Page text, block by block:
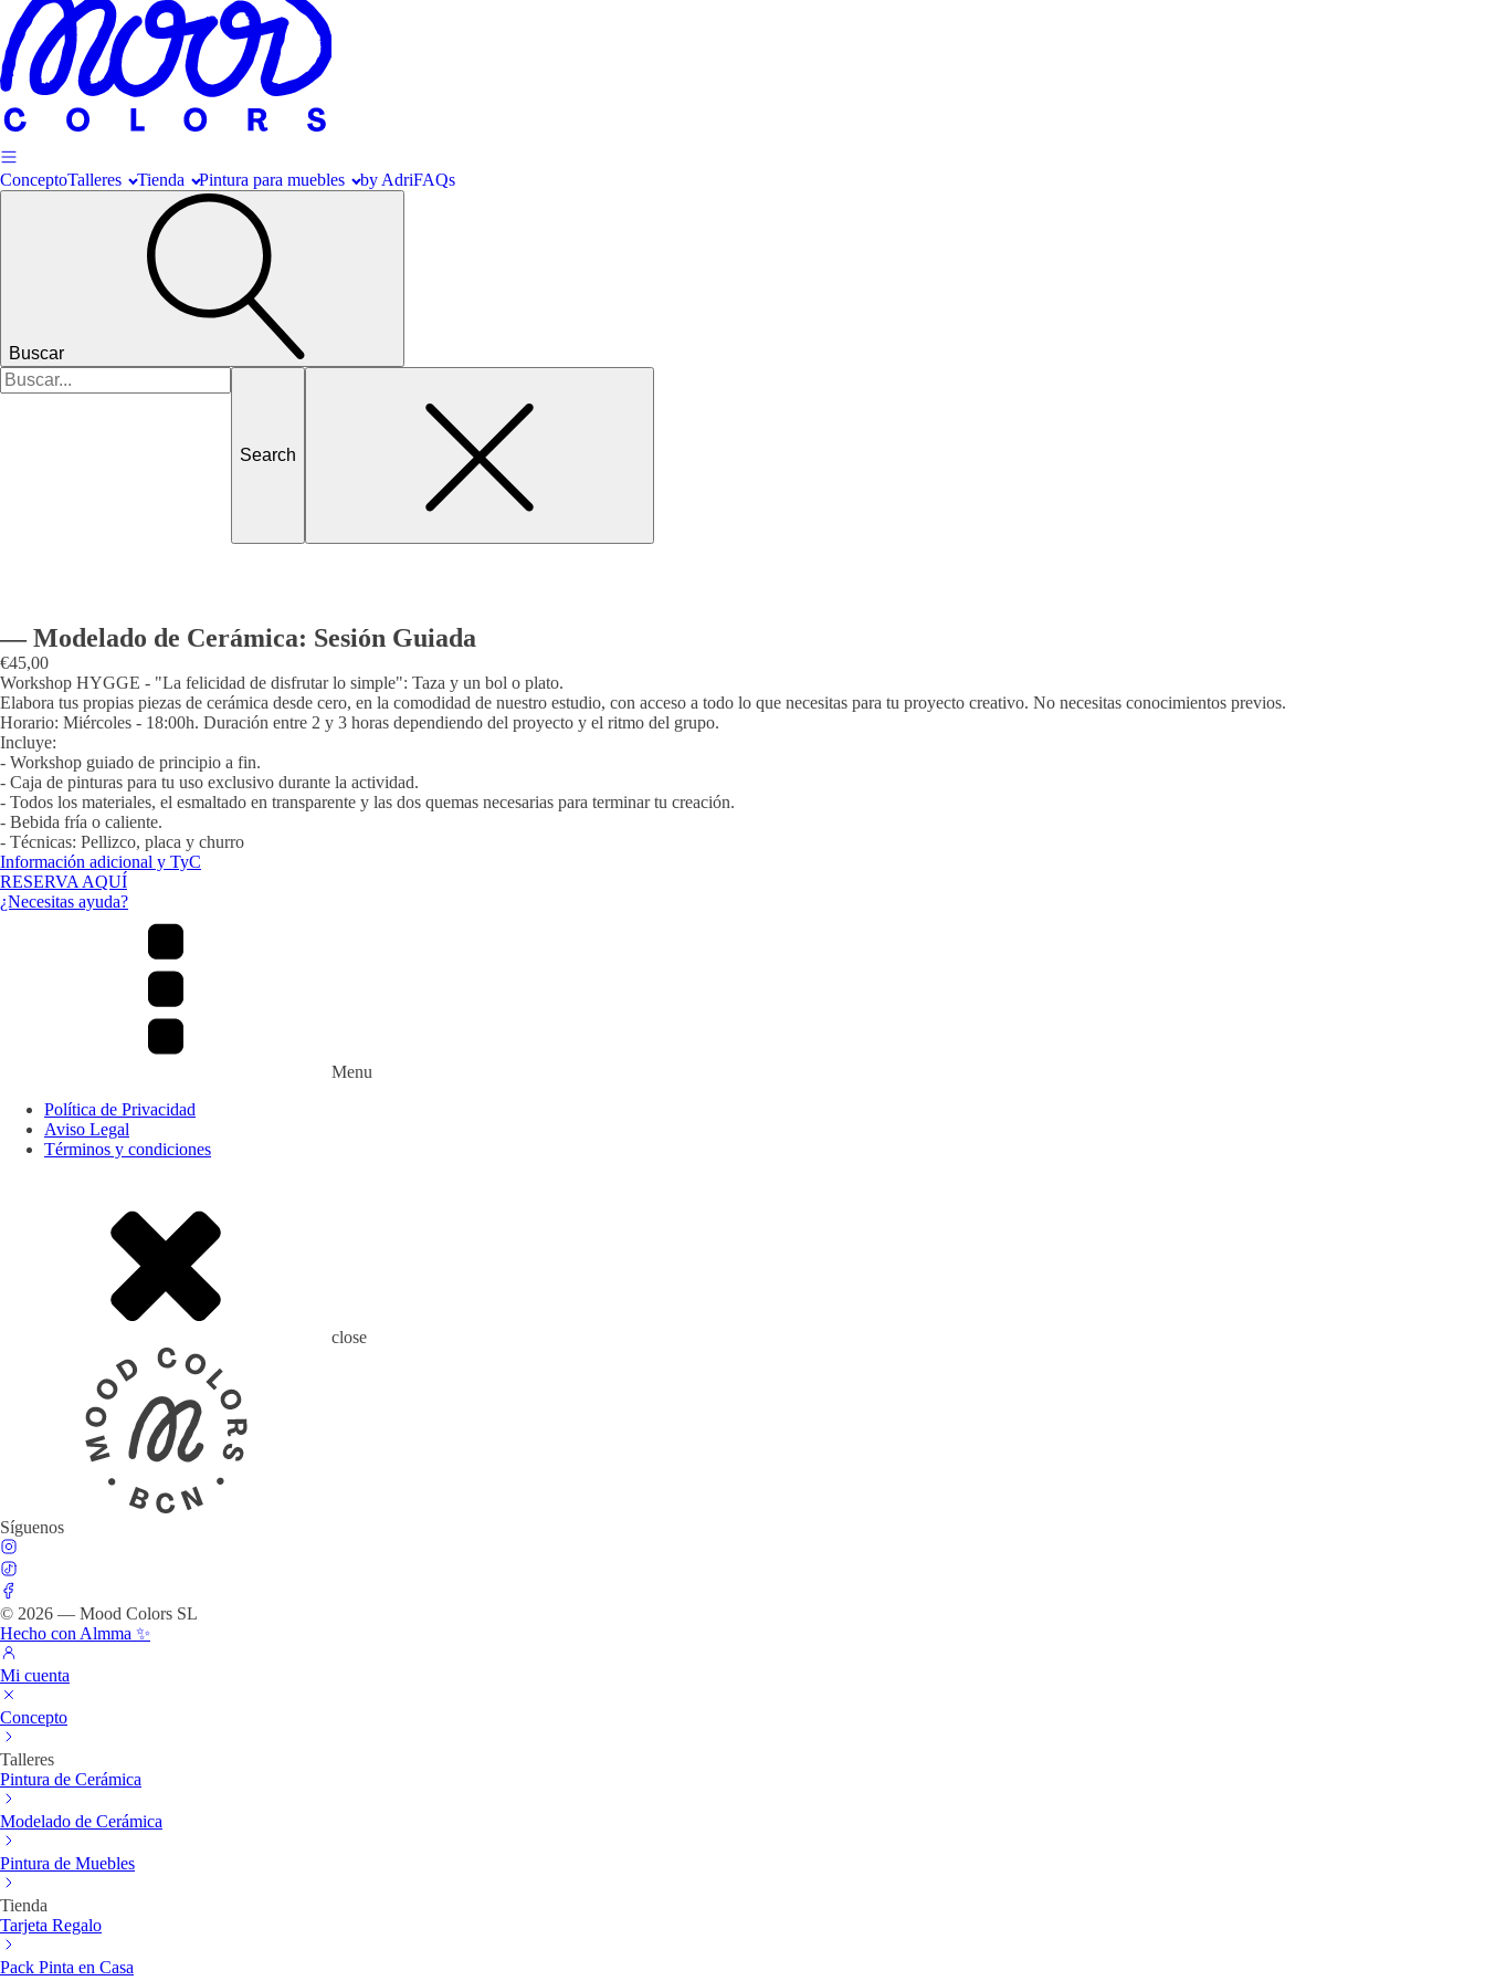
ConceptoTalleres Tienda Pintura para muebles by AdriFAQs
Buscar
Search
for
— Modelado de Cerámica: Sesión Guiada
€45,00
Workshop HYGGE - "La felicidad de disfrutar lo simple": Taza y un bol o plato.
Elabora tus propias piezas de cerámica desde cero, en la comodidad de nuestro estudio, con acceso a todo lo que necesitas para tu proyecto creativo. No necesitas conocimientos previos.
Horario: Miércoles - 18:00h. Duración entre 2 y 3 horas dependiendo del proyecto y el ritmo del grupo.
Incluye:
- Workshop guiado de principio a fin.
- Caja de pinturas para tu uso exclusivo durante la actividad.
- Todos los materiales, el esmaltado en transparente y las dos quemas necesarias para terminar tu creación.
- Bebida fría o caliente.
- Técnicas: Pellizco, placa y churro
Información adicional y TyC
RESERVA AQUÍ
¿Necesitas ayuda?
Menu
Política de Privacidad
Aviso Legal
Términos y condiciones
close
Síguenos
© 2026 — Mood Colors SL
Hecho con Almma ✨
Mi cuenta
Concepto
Talleres
Pintura de Cerámica
Modelado de Cerámica
Pintura de Muebles
Tienda
Tarjeta Regalo
Pack Pinta en Casa